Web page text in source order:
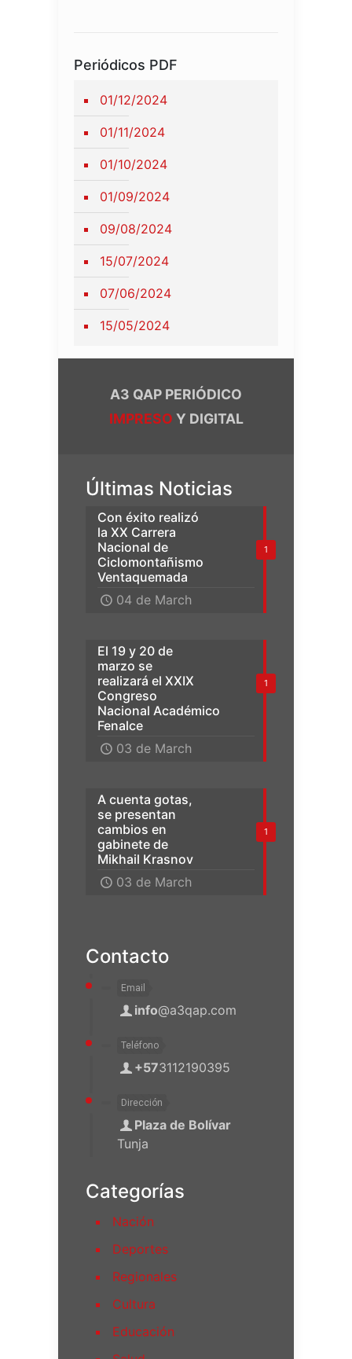
Periódicos PDF
01/12/2024
01/11/2024
01/10/2024
01/09/2024
09/08/2024
15/07/2024
07/06/2024
15/05/2024
A3 QAP PERIÓDICO
IMPRESO Y DIGITAL
Últimas Noticias
1
Con éxito realizó
la XX Carrera
Nacional de
Ciclomontañismo
Ventaquemada
04 de March
1
El 19 y 20 de
marzo se
realizará el XXIX
Congreso
Nacional Académico
Fenalce
03 de March
1
A cuenta gotas,
se presentan
cambios en
gabinete de
Mikhail Krasnov
03 de March
Contacto
Email
info@a3qap.com
Teléfono
+573112190395
Dirección
Plaza de Bolívar
Tunja
Categorías
Nación
Deportes
Regionales
Cultura
Educación